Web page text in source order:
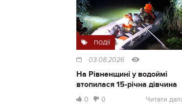
ПОДІЇ
03.08.2026
На Рівненщині у водоймі
втопилася 15-річна дівчина
0 0 Читати далі